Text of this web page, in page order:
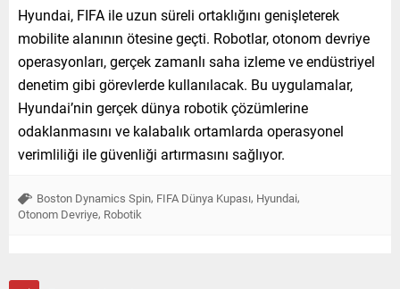
Hyundai, FIFA ile uzun süreli ortaklığını genişleterek
mobilite alanının ötesine geçti. Robotlar, otonom devriye
operasyonları, gerçek zamanlı saha izleme ve endüstriyel
denetim gibi görevlerde kullanılacak. Bu uygulamalar,
Hyundai’nin gerçek dünya robotik çözümlerine
odaklanmasını ve kalabalık ortamlarda operasyonel
verimliliği ile güvenliği artırmasını sağlıyor.
Boston Dynamics Spin, FIFA Dünya Kupası, Hyundai,
Otonom Devriye, Robotik